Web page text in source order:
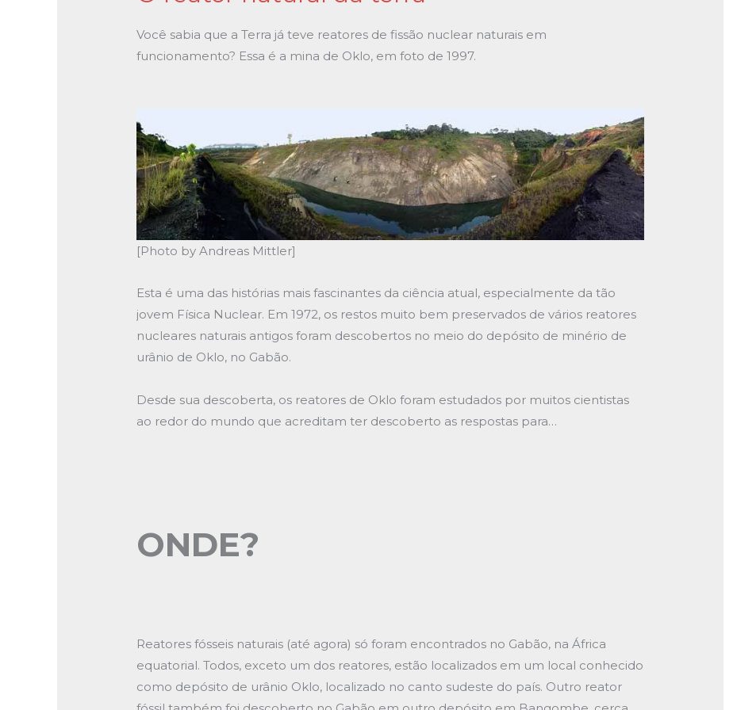
Você sabia que a Terra já teve reatores de fissão nuclear naturais em
funcionamento? Essa é a mina de Oklo, em foto de 1997.
[Photo by Andreas Mittler]
Esta é uma das histórias mais fascinantes da ciência atual, especialmente da tão
jovem Física Nuclear. Em 1972, os restos muito bem preservados de vários reatores
nucleares naturais antigos foram descobertos no meio do depósito de minério de
urânio de Oklo, no Gabão.
Desde sua descoberta, os reatores de Oklo foram estudados por muitos cientistas
ao redor do mundo que acreditam ter descoberto as respostas para…
ONDE?
Reatores fósseis naturais (até agora) só foram encontrados no Gabão, na África
equatorial. Todos, exceto um dos reatores, estão localizados em um local conhecido
como depósito de urânio Oklo, localizado no canto sudeste do país. Outro reator
natural
da